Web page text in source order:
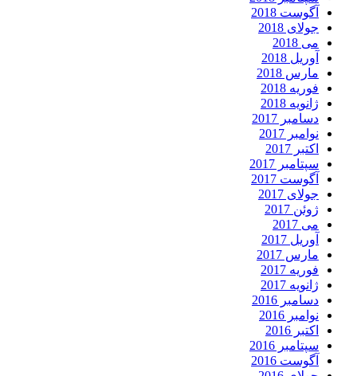
آگوست 2018
جولای 2018
می 2018
آوریل 2018
مارس 2018
فوریه 2018
ژانویه 2018
دسامبر 2017
نوامبر 2017
اکتبر 2017
سپتامبر 2017
آگوست 2017
جولای 2017
ژوئن 2017
می 2017
آوریل 2017
مارس 2017
فوریه 2017
ژانویه 2017
دسامبر 2016
نوامبر 2016
اکتبر 2016
سپتامبر 2016
آگوست 2016